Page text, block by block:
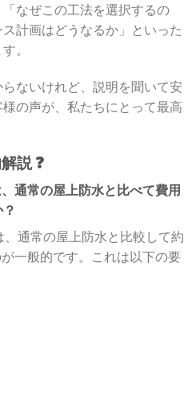
なぜこの工法を選択するの
計画はどうなるか」といった
。
らないけれど、説明を聞いて安
の声が、私たちにとって最高
説 ❓
通常の屋上防水と比べて費用
通常の屋上防水と比較して約
一般的です。これは以下の要